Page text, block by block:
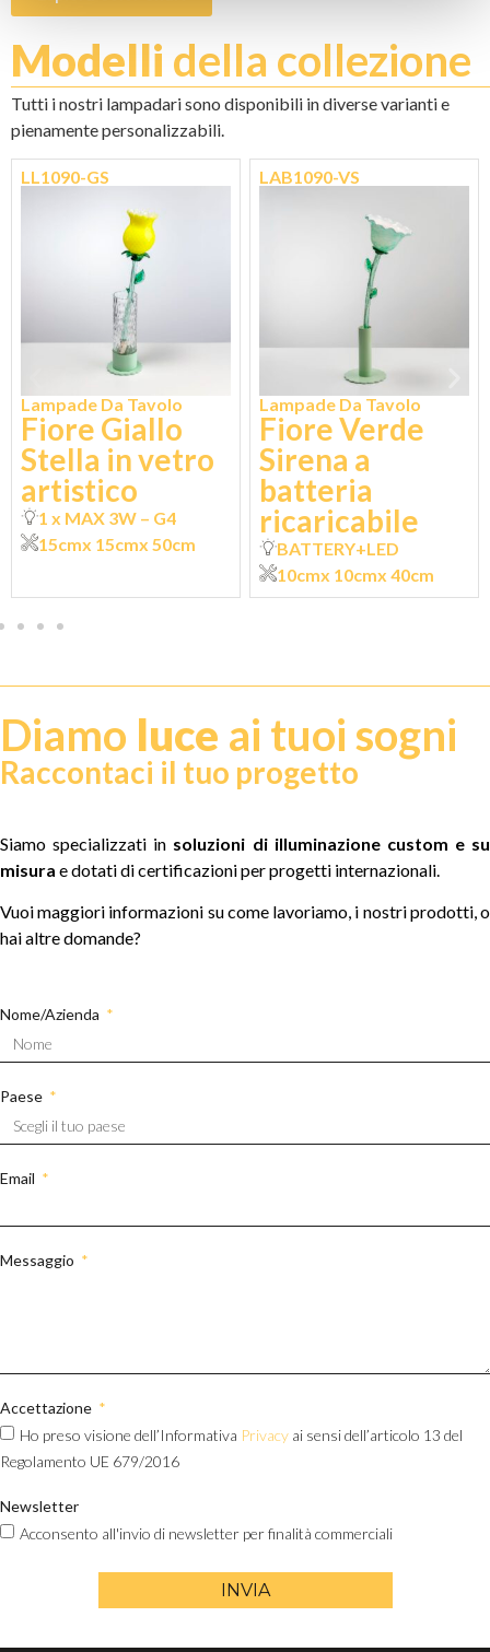
Modelli della collezione
Tutti i nostri lampadari sono disponibili in diverse varianti e
pienamente personalizzabili.
Lampade Da Tavolo
Fiore Giallo
Stella in vetro
artistico
LL1090-GS
1 x MAX 3W – G4
15cmx 15cmx 50cm
Lampade Da Tavolo
Fiore Verde
Sirena a
batteria
ricaricabile
LAB1090-VS
BATTERY+LED
10cmx 10cmx 40cm
Diamo luce ai tuoi sogni
Raccontaci il tuo progetto
Siamo specializzati in soluzioni di illuminazione custom e su
misura e dotati di certificazioni per progetti internazionali.
Vuoi maggiori informazioni su come lavoriamo, i nostri prodotti, o
hai altre domande?
Nome/Azienda
Paese
Email
Messaggio
Accettazione
Ho preso visione dell’Informativa Privacy ai sensi dell’articolo 13 del
Regolamento UE 679/2016
Newsletter
Acconsento all'invio di newsletter per finalità commerciali
INVIA